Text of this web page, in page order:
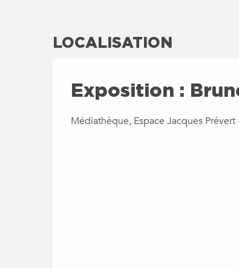
LOCALISATION
Exposition :
Médiathèque, Espace Jacques